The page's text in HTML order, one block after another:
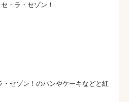
・ラ・セゾン！
セゾン！のパンやケーキなどと紅